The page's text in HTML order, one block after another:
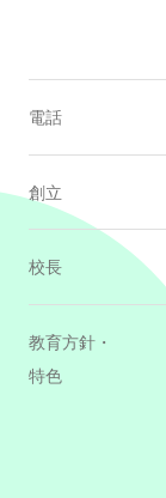
電話
創立
校長
教育方針・
特色